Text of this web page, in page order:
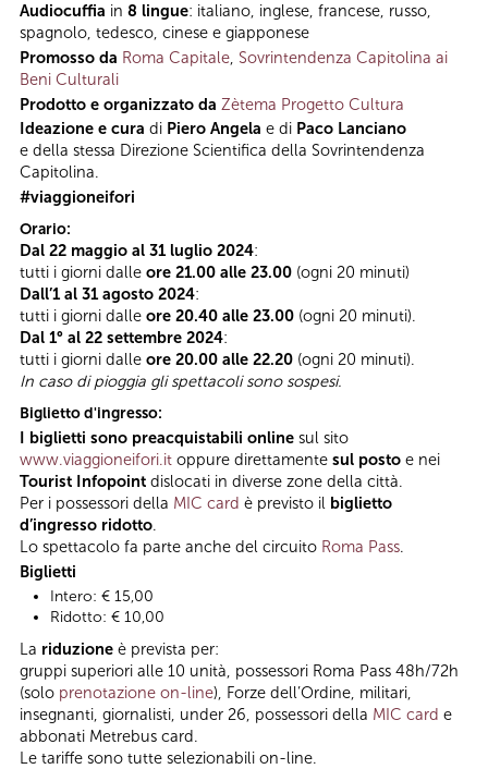
Audiocuffia in 8 lingue: italiano, inglese, francese, russo,
spagnolo, tedesco, cinese e giapponese
Promosso da Roma Capitale, Sovrintendenza Capitolina ai
Beni Culturali
Prodotto e organizzato da Zètema Progetto Cultura
Ideazione e cura di Piero Angela e di Paco Lanciano
e della stessa Direzione Scientifica della Sovrintendenza
Capitolina.
#viaggioneifori
Orario:
Dal 22 maggio al 31 luglio 2024:
tutti i giorni dalle ore 21.00 alle 23.00 (ogni 20 minuti)
Dall’1 al 31 agosto 2024:
tutti i giorni dalle ore 20.40 alle 23.00 (ogni 20 minuti).
Dal 1° al 22 settembre 2024:
tutti i giorni dalle ore 20.00 alle 22.20 (ogni 20 minuti).
In caso di pioggia gli spettacoli sono sospesi.
Biglietto d'ingresso:
I biglietti sono preacquistabili online sul sito
www.viaggioneifori.it oppure direttamente sul posto e nei
Tourist Infopoint dislocati in diverse zone della città.
Per i possessori della MIC card è previsto il biglietto
d’ingresso ridotto.
Lo spettacolo fa parte anche del circuito Roma Pass.
Biglietti
Intero: € 15,00
Ridotto: € 10,00
La riduzione è prevista per:
gruppi superiori alle 10 unità, possessori Roma Pass 48h/72h
(solo prenotazione on-line), Forze dell’Ordine, militari,
insegnanti, giornalisti, under 26, possessori della MIC card e
abbonati Metrebus card.
Le tariffe sono tutte selezionabili on-line.